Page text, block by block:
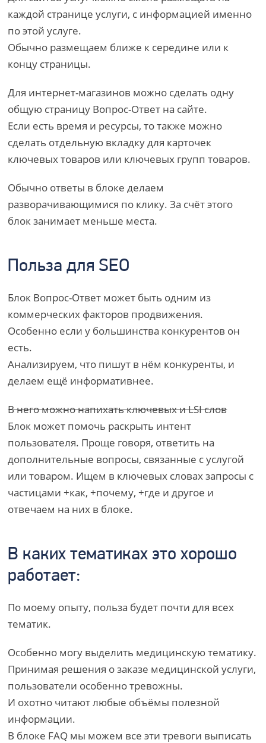
каждой странице услуги, с информацией именно
по этой услуге.
Обычно размещаем ближе к середине или к
концу страницы.
Для интернет-магазинов можно сделать одну
общую страницу Вопрос-Ответ на сайте.
Если есть время и ресурсы, то также можно
сделать отдельную вкладку для карточек
ключевых товаров или ключевых групп товаров.
Обычно ответы в блоке делаем
разворачивающимися по клику. За счёт этого
блок занимает меньше места.
Польза для SEO
Блок Вопрос-Ответ может быть одним из
коммерческих факторов продвижения.
Особенно если у большинства конкурентов он
есть.
Анализируем, что пишут в нём конкуренты, и
делаем ещё информативнее.
В него можно напихать ключевых и LSI слов
Блок может помочь раскрыть интент
пользователя. Проще говоря, ответить на
дополнительные вопросы, связанные с услугой
или товаром. Ищем в ключевых словах запросы с
частицами +как, +почему, +где и другое и
отвечаем на них в блоке.
В каких тематиках это хорошо
работает:
По моему опыту, польза будет почти для всех
тематик.
Особенно могу выделить медицинскую тематику.
Принимая решения о заказе медицинской услуги,
пользователи особенно тревожны.
И охотно читают любые объёмы полезной
информации.
В блоке FAQ мы можем все эти тревоги выписать